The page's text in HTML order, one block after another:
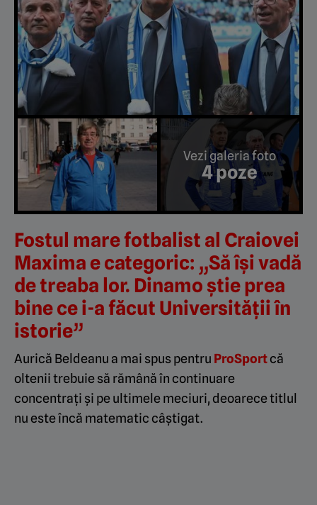
Vezi galeria foto
4 poze
Fostul mare fotbalist al Craiovei
Maxima e categoric: „Să își vadă
de treaba lor. Dinamo știe prea
bine ce i-a făcut Universității în
istorie”
Aurică Beldeanu a mai spus pentru ProSportcă
oltenii trebuie să rămână în continuare
concentrați și pe ultimele meciuri, deoarece titlul
nu este încă matematic câștigat.